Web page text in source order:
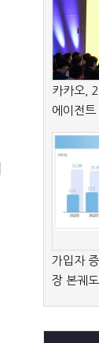
카카오,
에이전트
가입자
장 본궤도